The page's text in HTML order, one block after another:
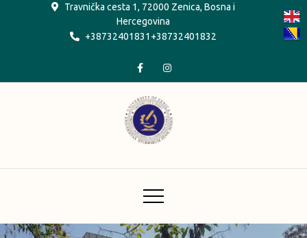
Travnička cesta 1, 72000 Zenica, Bosna i
Hercegovina
+38732401831+38732401832